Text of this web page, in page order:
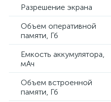
Разрешение экрана
Объем оперативной
памяти, Гб
Емкость аккумулятора,
мАч
Объем встроенной
памяти, Гб